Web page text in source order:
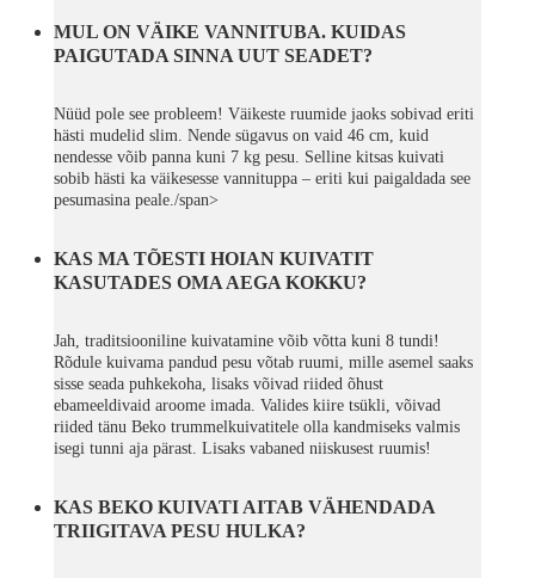
MUL ON VÄIKE VANNITUBA. KUIDAS
PAIGUTADA SINNA UUT SEADET?
Nüüd pole see probleem! Väikeste ruumide jaoks sobivad eriti
hästi mudelid slim. Nende sügavus on vaid 46 cm, kuid
nendesse võib panna kuni 7 kg pesu. Selline kitsas kuivati
sobib hästi ka väikesesse vannituppa – eriti kui paigaldada see
pesumasina peale./span>
KAS MA TÕESTI HOIAN KUIVATIT
KASUTADES OMA AEGA KOKKU?
Jah, traditsiooniline kuivatamine võib võtta kuni 8 tundi!
Rõdule kuivama pandud pesu võtab ruumi, mille asemel saaks
sisse seada puhkekoha, lisaks võivad riided õhust
ebameeldivaid aroome imada. Valides kiire tsükli, võivad
riided tänu Beko trummelkuivatitele olla kandmiseks valmis
isegi tunni aja pärast. Lisaks vabaned niiskusest ruumis!
KAS BEKO KUIVATI AITAB VÄHENDADA
TRIIGITAVA PESU HULKA?